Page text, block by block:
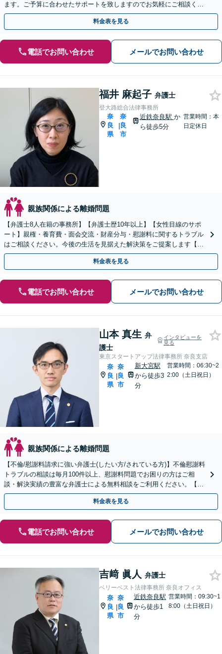
ます。ご予算に合わせたサポートを致しますのでお気軽にご相談くだ
さい。【完全個室】【法テラス利用可】【初回面談無料】
料金表を見る
電話でお問い合わせ メールでお問い合わせ
福井 麻起子 弁護士
登大路総合法律事務所
奈
良
県
|
奈
良
市
近鉄奈良駅 か
ら徒歩5分
営業時間：本
日定休日
親族関係による離婚問題
【弁護士8人在籍の事務所】【弁護士歴10年以上】【女性目線のサポ
ート】親権・養育費・面会交流・財産分与・慰謝料に関するトラブル
はご相談ください。今後の生活を見据えた解決策をご提案します【近
鉄奈良駅4分】【夜間・休日の相談可能】
料金表を見る
電話でお問い合わせ メールでお問い合わせ
山本 真生 弁
護士
インタビューを
見る
東京スタートアップ法律事務所 奈良支店
奈
良
県
|
奈
良
市
新大宮駅
から徒歩3
分
営業時間：06:30~2
2:00（土日祝日）
親族関係による離婚問題
【不倫/慰謝料請求に強い弁護士(したい方/されている方)】不倫慰謝料
トラブルの相談は毎月100件以上、慰謝料問題でお困りの方はご相
談・解決実績の豊富な弁護士による無料相談をご利用ください。【不
倫相談は初回0円】【奈良県全域対応】
料金表を見る
電話でお問い合わせ メールでお問い合わせ
吉﨑 眞人 弁護士
ベリーベスト法律事務所 奈良オフィス
奈
良
県
|
奈
良
市
近鉄奈良駅
から徒歩1
分
営業時間：09:30~1
8:00（土日祝日）